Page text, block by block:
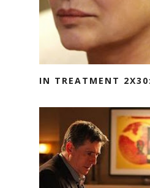
IN TREATMENT